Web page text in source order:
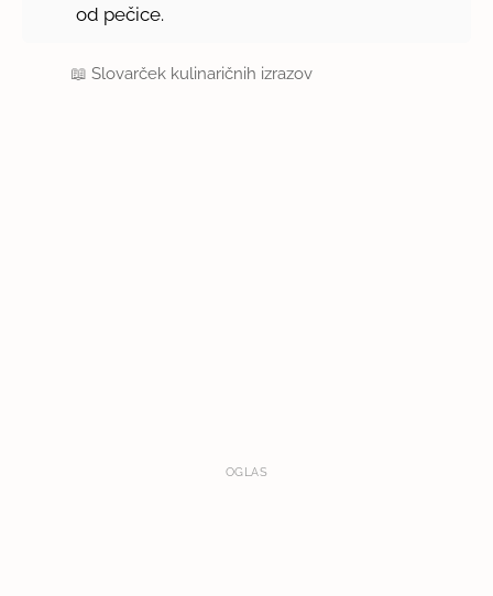
od pečice.
📖Slovarček kulinaričnih izrazov
OGLAS